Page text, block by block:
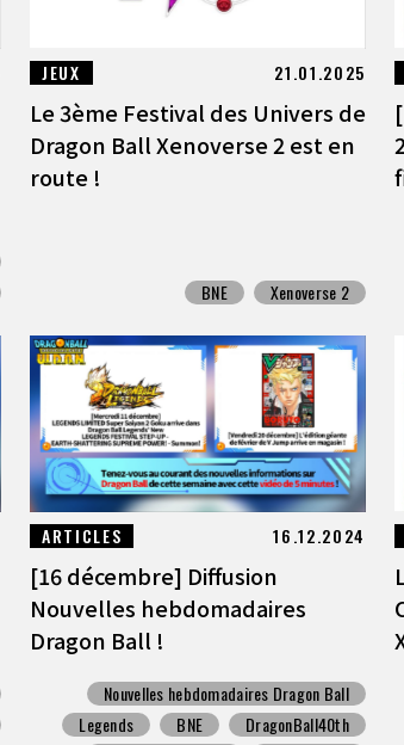
JEUX 21.01.2025
Le 3ème Festival des Univers de
Dragon Ball Xenoverse 2 est en
route !
BNE Xenoverse 2
ARTICLES 16.12.2024
[16 décembre] Diffusion
Nouvelles hebdomadaires
Dragon Ball !
Nouvelles hebdomadaires Dragon Ball
Legends
BNE
DragonBall40th